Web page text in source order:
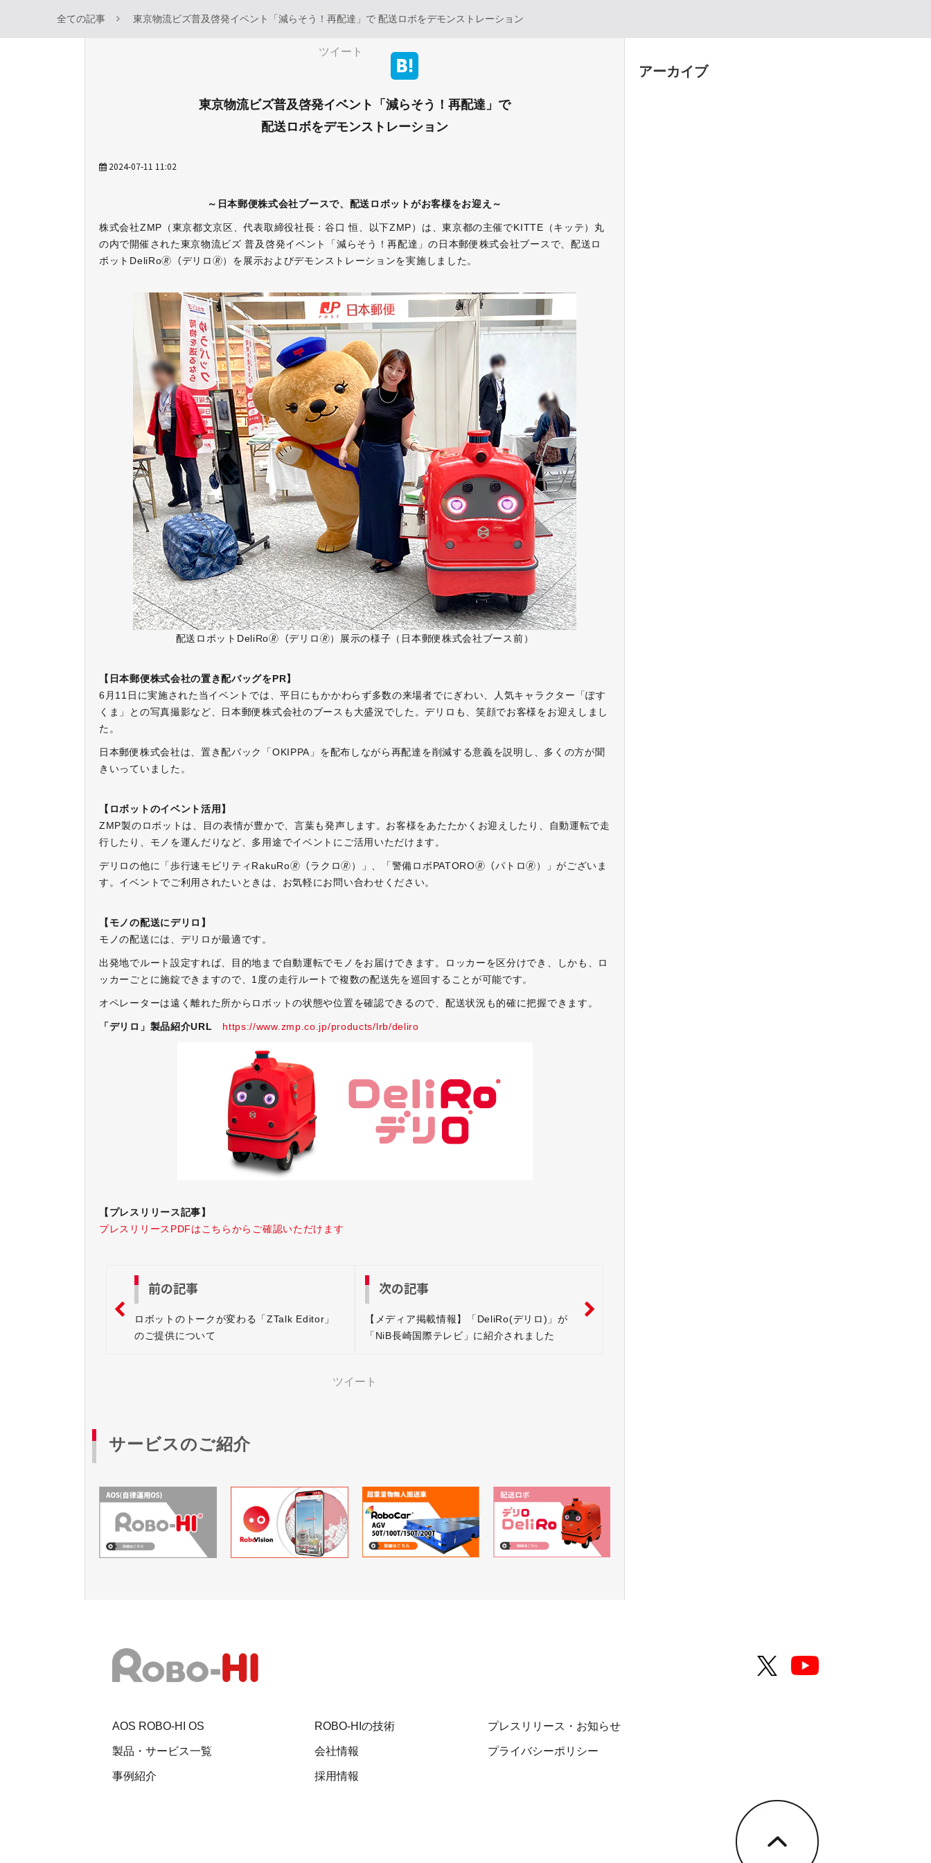
全ての記事 東京物流ビズ普及啓発イベント「減らそう！再配達」で 配送ロボをデモンストレーション
ツイート
東京物流ビズ普及啓発イベント「減らそう！再配達」で
配送ロボをデモンストレーション
2024-07-11 11:02
～日本郵便株式会社ブースで、配送ロボットがお客様をお迎え～
株式会社ZMP（東京都文京区、代表取締役社長：谷口 恒、以下ZMP）は、東京都の主催でKITTE（キッテ）丸
の内で開催された東京物流ビズ 普及啓発イベント「減らそう！再配達」の日本郵便株式会社ブースで、配送ロ
ボットDeliRo🄬（デリロ🄬）を展示およびデモンストレーションを実施しました。
配送ロボットDeliRo🄬（デリロ🄬）展示の様子（日本郵便株式会社ブース前）
【日本郵便株式会社の置き配バッグをPR】
6月11日に実施された当イベントでは、平日にもかかわらず多数の来場者でにぎわい、人気キャラクター「ぽす
くま」との写真撮影など、日本郵便株式会社のブースも大盛況でした。デリロも、笑顔でお客様をお迎えしまし
た。
日本郵便株式会社は、置き配バック「OKIPPA」を配布しながら再配達を削減する意義を説明し、多くの方が聞
きいっていました。
【ロボットのイベント活用】
ZMP製のロボットは、目の表情が豊かで、言葉も発声します。お客様をあたたかくお迎えしたり、自動運転で走
行したり、モノを運んだりなど、多用途でイベントにご活用いただけます。
デリロの他に「歩行速モビリティRakuRo🄬（ラクロ🄬）」、「警備ロボPATORO🄬（パトロ🄬）」がございま
す。イベントでご利用されたいときは、お気軽にお問い合わせください。
【モノの配送にデリロ】
モノの配送には、デリロが最適です。
出発地でルート設定すれば、目的地まで自動運転でモノをお届けできます。ロッカーを区分けでき、しかも、ロ
ッカーごとに施錠できますので、1度の走行ルートで複数の配送先を巡回することが可能です。
オペレーターは遠く離れた所からロボットの状態や位置を確認できるので、配送状況も的確に把握できます。
「デリロ」製品紹介URL https://www.zmp.co.jp/products/lrb/deliro
【プレスリリース記事】
プレスリリースPDFはこちらからご確認いただけます
前の記事
ロボットのトークが変わる「ZTalk Editor」
のご提供について
次の記事
【メディア掲載情報】「DeliRo(デリロ)」が
「NiB長崎国際テレビ」に紹介されました
ツイート
サービスのご紹介
アーカイブ
AOS ROBO-HI OS
製品・サービス一覧
事例紹介
ROBO-HIの技術
会社情報
採用情報
プレスリリース・お知らせ
プライバシーポリシー